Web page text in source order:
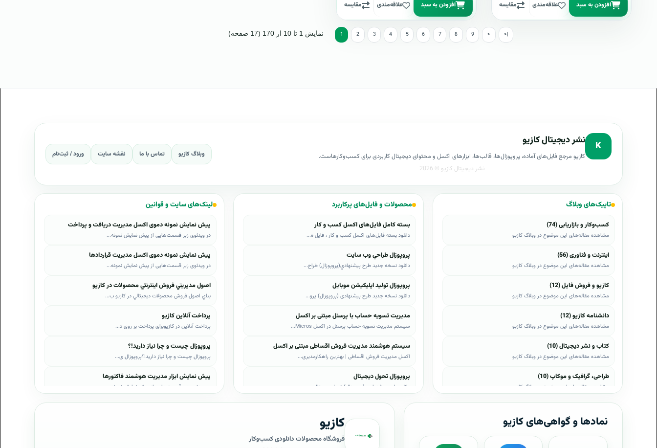
افزودن به سبد علاقه‌مندی مقایسه افزودن به سبد علاقه‌مندی مقایسه
1 2 3 4 5 6 7 8 9 > >| نمایش 1 تا 10 از 170 (17 صفحه)
K نشر دیجیتال کازیو
کازیو مرجع فایل‌های آماده، پروپوزال‌ها، قالب‌ها، ابزارهای اکسل و محتوای دیجیتال کاربردی برای کسب‌وکارهاست. وبلاگ کازیو تماس با ما نقشه سایت ورود / ثبت‌نام
تاپیک‌های وبلاگ
کسب‌وکار و بازاریابی (74)
مشاهده مقاله‌های این موضوع در وبلاگ کازیو
اینترنت و فناوری (56)
مشاهده مقاله‌های این موضوع در وبلاگ کازیو
کازیو و فروش فایل (12)
مشاهده مقاله‌های این موضوع در وبلاگ کازیو
دانشنامه کازیو (12)
مشاهده مقاله‌های این موضوع در وبلاگ کازیو
کتاب و نشر دیجیتال (10)
مشاهده مقاله‌های این موضوع در وبلاگ کازیو
طراحی، گرافیک و موکاپ (10)
مشاهده مقاله‌های این موضوع در وبلاگ کازیو
مشاهده مقاله‌های این موضوع در وبلاگ کازیو
موبایل و اندروید (6)
محصولات و فایل‌های پرکاربرد
بسته کامل فایل‌های اکسل کسب و کار
دانلود بسته فایل‌های اکسل کسب و کار ، فایل ه...
پروپوزال طراحي وب سايت
دانلود نسخه جدید طرح پيشنهادي(پروپوزال) طراح...
پروپوزال تولید اپلیکیشن موبایل
دانلود نسخه جدید طرح پیشنهادی (پروپوزال) پرو...
مدیریت تسویه حساب با پرسنل مبتنی بر اکسل
سیستم مدیریت تسویه حساب پرسنل در اکسل Micros...
سیستم هوشمند مدیریت فروش اقساطی مبتنی بر اکسل
اکسل مدیریت فروش اقساطی | بهترین راهکارمدیری...
پروپوزال تحول دیجیتال
دانلود طرح پیشنهادی (پروپوزال) تحول دیجیتال،...
پروپوزال AI
دانلود طرح پيشنهادي(پروپوزال) هوش مصنوعی (AI...
پروپوزال بیزاجی
لینک‌های سایت و قوانین
پیش نمایش نمونه دموی اکسل مدیریت دریافت و پرداخت
در ویدئوی زیر قسمت‌هایی از پیش نمایش نمونه...
پیش نمایش نمونه دموی اکسل مدیریت قراردادها
در ویدئوی زیر قسمت‌هایی از پیش نمایش نمونه...
اصول مديريتي فروش اينترنتي محصولات در کازيو
بناي اصول فروش محصولات ديجيتالي در کازيو ب...
پرداخت آنلاین کازیو
پرداخت آنلاین در کازیوبرای پرداخت بر روی د...
پروپوزال چیست و چرا نیاز دارید!؟
پروپوزال چیست و چرا نیاز دارید!؟پروپوزال ی...
پیش نمایش ابزار مدیریت هوشمند فاکتورها
در ویدئوی زیر قسمت‌هایی از پیش نمایش نمونه...
نمادها و گواهی‌های کازیو کازیو
فروشگاه محصولات دانلودی کسب‌وکار